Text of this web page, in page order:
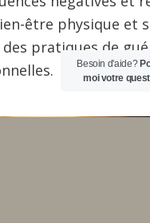
être physique et
des pratiques de
Besoin d'aide?
moi votre